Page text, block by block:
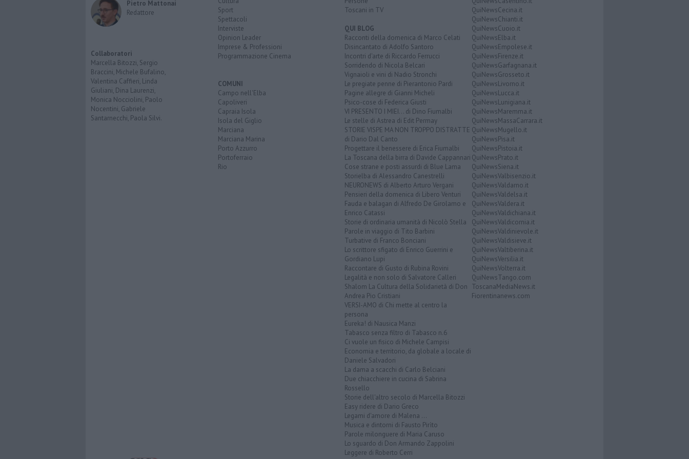
Pietro Mattonai
Redattore
Collaboratori
Marcella Bitozzi, Sergio
Braccini, Michele Bufalino,
Valentina Caffieri, Linda
Giuliani, Dina Laurenzi,
Monica Nocciolini, Paolo
Nocentini, Gabriele
Santarnecchi, Paola Silvi.
Sport
Spettacoli
Interviste
Opinion Leader
Imprese & Professioni
Programmazione Cinema
COMUNI
Campo nell'Elba
Capoliveri
Capraia Isola
Isola del Giglio
Marciana
Marciana Marina
Porto Azzurro
Portoferraio
Rio
Toscani in TV
QUI BLOG
Racconti della domenica di Marco Celati
Disincantato di Adolfo Santoro
Incontri d'arte di Riccardo Ferrucci
Sorridendo di Nicola Belcari
Vignaioli e vini di Nadio Stronchi
Le pregiate penne di Pierantonio Pardi
Pagine allegre di Gianni Micheli
Psico-cose di Federica Giusti
VI PRESENTO I MIEI... di Dino Fiumalbi
Le stelle di Astrea di Edit Permay
STORIE VISPE MA NON TROPPO DISTRATTE
di Dario Dal Canto
Progettare il benessere di Erica Fiumalbi
La Toscana della birra di Davide Cappannari
Cose strane e posti assurdi di Blue Lama
Storielba di Alessandro Canestrelli
NEURONEWS di Alberto Arturo Vergani
Pensieri della domenica di Libero Venturi
Fauda e balagan di Alfredo De Girolamo e
Enrico Catassi
Storie di ordinaria umanità di Nicolò Stella
Parole in viaggio di Tito Barbini
Turbative di Franco Bonciani
Lo scrittore sfigato di Enrico Guerrini e
Gordiano Lupi
Raccontare di Gusto di Rubina Rovini
Legalità e non solo di Salvatore Calleri
Shalom La Cultura della Solidarietà di Don
Andrea Pio Cristiani
VERSI-AMO di Chi mette al centro la
persona
Eureka! di Nausica Manzi
Tabasco senza filtro di Tabasco n.6
Ci vuole un fisico di Michele Campisi
Economia e territorio, da globale a locale di
Daniele Salvadori
La dama a scacchi di Carlo Belciani
Due chiacchiere in cucina di Sabrina
Rossello
Storie dell'altro secolo di Marcella Bitozzi
Easy ridere di Dario Greco
Legami d'amore di Malena ...
Musica e dintorni di Fausto Pirìto
Parole milonguere di Maria Caruso
Lo sguardo di Don Armando Zappolini
Leggere di Roberto Cerri
QuiNewsCecina.it
QuiNewsChianti.it
QuiNewsCuoio.it
QuiNewsElba.it
QuiNewsEmpolese.it
QuiNewsFirenze.it
QuiNewsGarfagnana.it
QuiNewsGrosseto.it
QuiNewsLivorno.it
QuiNewsLucca.it
QuiNewsLunigiana.it
QuiNewsMaremma.it
QuiNewsMassaCarrara.it
QuiNewsMugello.it
QuiNewsPisa.it
QuiNewsPistoia.it
QuiNewsPrato.it
QuiNewsSiena.it
QuiNewsValbisenzio.it
QuiNewsValdarno.it
QuiNewsValdelsa.it
QuiNewsValdera.it
QuiNewsValdichiana.it
QuiNewsValdicornia.it
QuiNewsValdinievole.it
QuiNewsValdisieve.it
QuiNewsValtiberina.it
QuiNewsVersilia.it
QuiNewsVolterra.it
QuiNewsTango.com
ToscanaMediaNews.it
Fiorentinanews.com